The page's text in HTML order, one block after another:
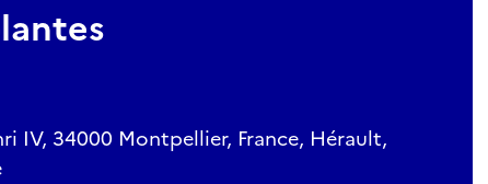
IV, 34000 Montpellier, France, Hérault,